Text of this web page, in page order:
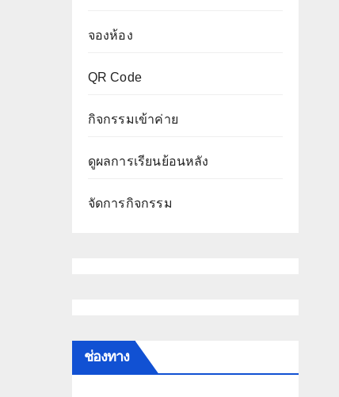
จองห้อง
QR Code
กิจกรรมเข้าค่าย
ดูผลการเรียนย้อนหลัง
จัดการกิจกรรม
ช่องทาง